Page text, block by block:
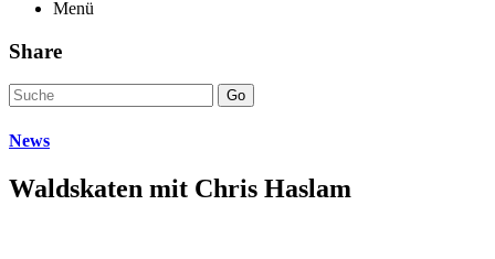
Menü
Share
Go
News
Waldskaten mit Chris Haslam